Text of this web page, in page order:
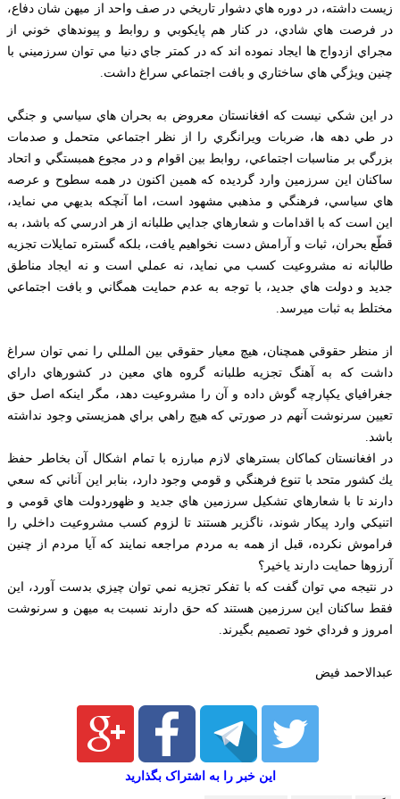
زيست داشته، در دوره هاي دشوار تاريخي در صف واحد از ميهن شان دفاع،
در فرصت هاي شادي، در كنار هم پايكوبي و روابط و پيوندهاي خوني از
مجراي ازدواج ها ايجاد نموده اند كه در كمتر جاي دنيا مي توان سرزميني با
چنين ويژگي هاي ساختاري و بافت اجتماعي سراغ داشت.
در اين شكي نيست كه افغانستان معروض به بحران هاي سياسي و جنگي
در طي دهه ها، ضربات ويرانگري را از نظر اجتماعي متحمل و صدمات
بزرگي بر مناسبات اجتماعي، روابط بين اقوام و در مجوع همبستگي و اتحاد
ساكنان اين سرزمين وارد گرديده كه همين اكنون در همه سطوح و عرصه
هاي سياسي، فرهنگي و مذهبي مشهود است، اما آنچكه بديهي مي نمايد،
اين است كه با اقدامات و شعارهاي جدایي طلبانه از هر ادرسي كه باشد، به
قطّع بحران، ثبات و آرامش دست نخواهيم يافت، بلكه گستره تمايلات تجزيه
طالبانه نه مشروعيت كسب مي نمايد، نه عملي است و نه ايجاد مناطق
جديد و دولت هاي جديد، با توجه به عدم حمايت همگاني و بافت اجتماعي
مختلط به ثبات ميرسد.
از منظر حقوقي همچنان، هيچ معيار حقوقي بين المللي را نمي توان سراغ
داشت كه به آهنگ تجزيه طلبانه گروه هاي معين در كشورهاي داراي
جغرافياي يكپارچه گوش داده و آن را مشروعيت دهد، مگر اينكه اصل حق
تعيين سرنوشت آنهم در صورتي كه هيچ راهي براي همزيستي وجود نداشته
باشد.
در افغانستان كماكان بسترهاي لازم مبارزه با تمام اشكال آن بخاطر حفظ
يك كشور متحد با تنوع فرهنگي و قومي وجود دارد، بنابر اين آناني كه سعي
دارند تا با شعارهاي تشكيل سرزمين هاي جديد و ظهوردولت هاي قومي و
اتنيكي وارد پيكار شوند، ناگزير هستند تا لزوم كسب مشروعيت داخلي را
فراموش نكرده، قبل از همه به مردم مراجعه نمايند كه آيا مردم از چنين
آرزوها حمايت دارند ياخير؟
در نتيجه مي توان گفت كه با تفكر تجزيه نمي توان چيزي بدست آورد، اين
فقط ساكنان اين سرزمين هستند كه حق دارند نسبت به ميهن و سرنوشت
امروز و فرداي خود تصميم بگيرند.
عبدالاحمد فیض
این خبر را به اشتراک بگذارید